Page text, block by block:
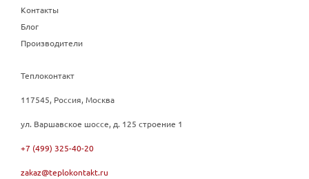
Контакты
Блог
Производители
Теплоконтакт
117545, Россия, Москва
ул. Варшавское шоссе, д. 125 строение 1
+7 (499) 325-40-20
zakaz@teplokontakt.ru